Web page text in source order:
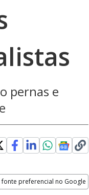
pernas e
preferencial no Google